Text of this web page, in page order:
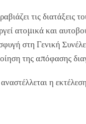
τις διατάξεις
ατομικά και
στη Γενική
της απόφασης
η